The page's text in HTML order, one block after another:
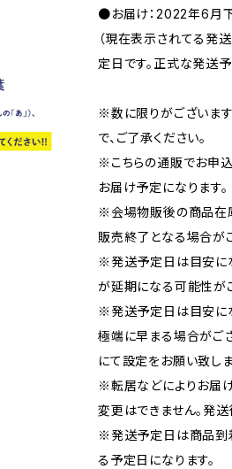
●お届け：2022年6月
（現在表示されてる発
定日です。正式な発送
※数に限りがございます
で、ご了承ください。
※こちらの通販でお申
お届け予定になります。
※会場物販後の商品在
販売終了となる場合が
※発送予定日は目安に
が延期になる可能性が
※発送予定日は目安に
極端に早まる場合がご
にて設定をお願い致し
※転居などによりお届
変更はできません。発送
※発送予定日は商品到
る予定日になります。